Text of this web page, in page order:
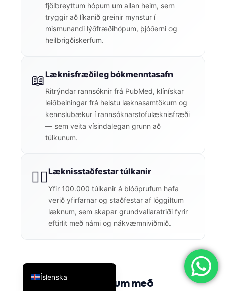
fjölbreyttum hópum um allan heim, sem
tryggir að líkanið greinir mynstur í
mismunandi lýðfræðihópum, þjóðerni og
heilbrigðiskerfum.
📖Læknisfræðileg bókmenntasafn
Ritrýndar rannsóknir frá PubMed, klínískar
leiðbeiningar frá helstu læknasamtökum og
kennslubækur í rannsóknarstofulæknisfræði
— sem veita vísindalegan grunn að
túlkunum.
👨‍⚕️Læknisstaðfestar túlkanir
Yfir 100.000 túlkanir á blóðprufum hafa
verið yfirfarnar og staðfestar af löggiltum
læknum, sem skapar grundvallaratriði fyrir
eftirlit með námi og nákvæmniviðmið.
Túlkun á blóðprufum með
Íslenska
العربية
Français
עִבְרִית
Italiano
Ελληνικά
Türkçe
Română
简体中文
Български
Dansk
Nederlands